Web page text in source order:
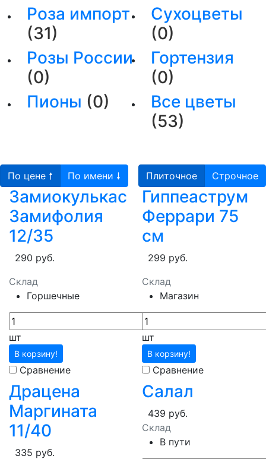
Роза импорт
(31)
Сухоцветы
(0)
Розы России
(0)
Гортензия
(0)
Пионы (0)
Все цветы
(53)
По цене 🠕 По имени 🠗 Плиточное Строчное
Замиокулькас
Замифолия
12/35
290 руб.
Склад
Горшечные
шт
В корзину!
Сравнение
Гиппеаструм
Феррари 75
см
299 руб.
Склад
Магазин
шт
В корзину!
Сравнение
Драцена
Маргината
11/40
335 руб.
Салал
439 руб.
Склад
В пути